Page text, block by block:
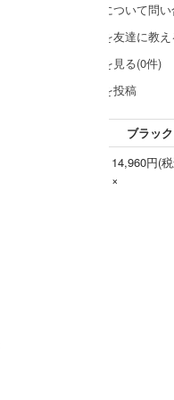
この商品について問
この商品を友達に教
レビューを見る(0件)
レビューを投稿
ブラック
14,960円(
×